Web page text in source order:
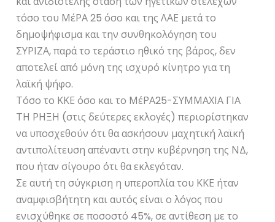
τόσο του ΜέΡΑ 25 όσο και της ΛΑΕ μετά το
δημοψήφισμα και την συνθηκολόγηση του
ΣΥΡΙΖΑ, παρά το τεράστιο ηθικό της βάρος, δεν
αποτελεί από μόνη της ισχυρό κίνητρο για τη
λαϊκή ψήφο.
Τόσο το ΚΚΕ όσο και το ΜέΡΑ25-ΣΥΜΜΑΧΙΑ ΓΙΑ
ΤΗ ΡΗΞΗ (στις δεύτερες εκλογές) περιορίστηκαν
να υποσχεθούν ότι θα ασκήσουν μαχητική λαϊκή
αντιπολίτευση απέναντι στην κυβέρνηση της ΝΔ,
που ήταν σίγουρο ότι θα εκλεγόταν.
Σε αυτή τη σύγκριση η υπεροπλία του ΚΚΕ ήταν
αναμφισβήτητη και αυτός είναι ο λόγος που
ενισχύθηκε σε ποσοστό 45%, σε αντίθεση με το